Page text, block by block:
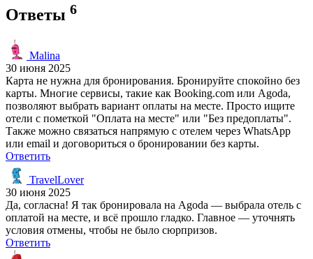
Ответы 6
Malina
30 июня 2025
Карта не нужна для бронирования. Бронируйте спокойно без
карты. Многие сервисы, такие как Booking.com или Agoda,
позволяют выбрать вариант оплаты на месте. Просто ищите
отели с пометкой "Оплата на месте" или "Без предоплаты".
Также можно связаться напрямую с отелем через WhatsApp
или email и договориться о бронировании без карты.
Ответить
TravelLover
30 июня 2025
Да, согласна! Я так бронировала на Agoda — выбрала отель с
оплатой на месте, и всё прошло гладко. Главное — уточнять
условия отмены, чтобы не было сюрпризов.
Ответить